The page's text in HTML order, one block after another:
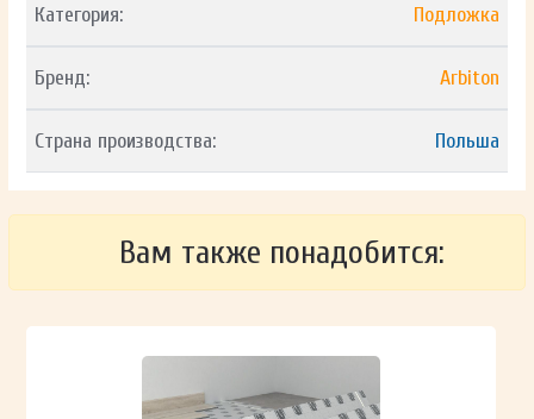
Категория: Подложка
Бренд: Arbiton
Страна производства: Польша
Вам также понадобится: